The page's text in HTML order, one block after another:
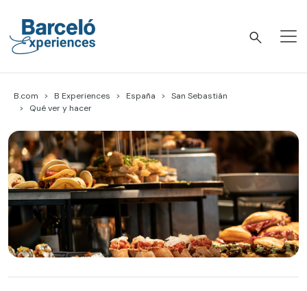
content
B.com B Experiences España
San Sebastián
Qué ver y hacer